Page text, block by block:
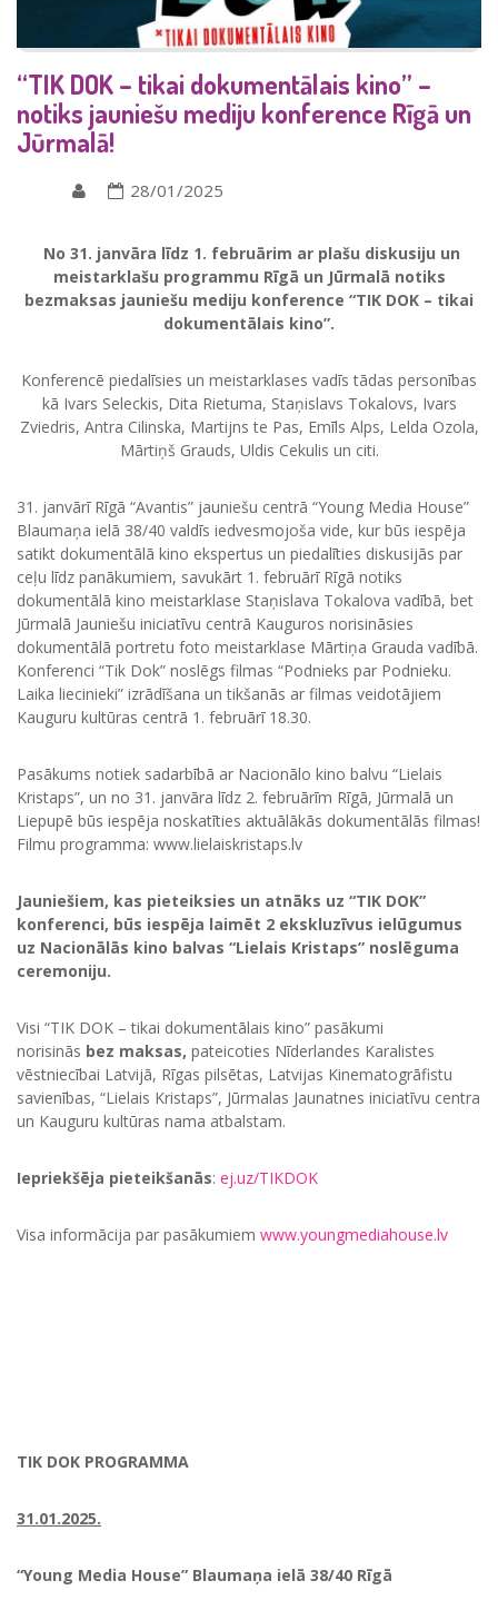
“TIK DOK – tikai dokumentālais kino” –
notiks jauniešu mediju konference Rīgā un
Jūrmalā!
28/01/2025
No 31. janvāra līdz 1. februārim ar plašu diskusiju un
meistarklašu programmu Rīgā un Jūrmalā notiks
bezmaksas jauniešu mediju konference “TIK DOK – tikai
dokumentālais kino”.
Konferencē piedalīsies un meistarklases vadīs tādas personības
kā Ivars Seleckis, Dita Rietuma, Staņislavs Tokalovs, Ivars
Zviedris, Antra Cilinska, Martijns te Pas, Emīls Alps, Lelda Ozola,
Mārtiņš Grauds, Uldis Cekulis un citi.
31. janvārī Rīgā “Avantis” jauniešu centrā “Young Media House”
Blaumaņa ielā 38/40 valdīs iedvesmojoša vide, kur būs iespēja
satikt dokumentālā kino ekspertus un piedalīties diskusijās par
ceļu līdz panākumiem, savukārt 1. februārī Rīgā notiks
dokumentālā kino meistarklase Staņislava Tokalova vadībā, bet
Jūrmalā Jauniešu iniciatīvu centrā Kauguros norisināsies
dokumentālā portretu foto meistarklase Mārtiņa Grauda vadībā.
Konferenci “Tik Dok” noslēgs filmas “Podnieks par Podnieku.
Laika liecinieki” izrādīšana un tikšanās ar filmas veidotājiem
Kauguru kultūras centrā 1. februārī 18.30.
Pasākums notiek sadarbībā ar Nacionālo kino balvu “Lielais
Kristaps”, un no 31. janvāra līdz 2. februārīm Rīgā, Jūrmalā un
Liepupē būs iespēja noskatīties aktuālākās dokumentālās filmas!
Filmu programma: www.lielaiskristaps.lv
Jauniešiem, kas pieteiksies un atnāks uz “TIK DOK”
konferenci, būs iespēja laimēt 2 ekskluzīvus ielūgumus
uz Nacionālās kino balvas “Lielais Kristaps” noslēguma
ceremoniju.
Visi “TIK DOK – tikai dokumentālais kino” pasākumi
norisinās bez maksas, pateicoties Nīderlandes Karalistes
vēstniecībai Latvijā, Rīgas pilsētas, Latvijas Kinematogrāfistu
savienības, “Lielais Kristaps”, Jūrmalas Jaunatnes iniciatīvu centra
un Kauguru kultūras nama atbalstam.
Iepriekšēja pieteikšanās: ej.uz/TIKDOK
Visa informācija par pasākumiem www.youngmediahouse.lv
TIK DOK PROGRAMMA
31.01.2025.
“Young Media House” Blaumaņa ielā 38/40 Rīgā